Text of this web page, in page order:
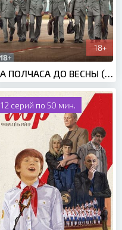
18+
12 серий по 50 мин.